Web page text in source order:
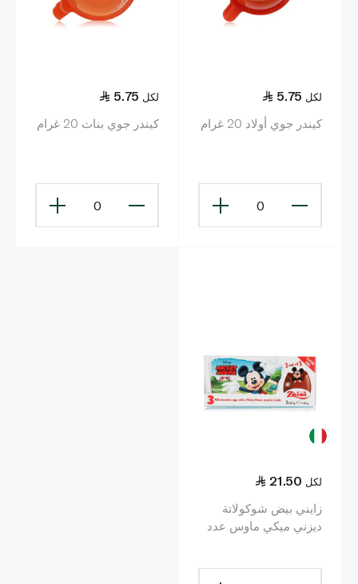
5.75 لكل
كيندر جوي أولاد 20 غرام
0
5.75 لكل
كيندر جوي بنات 20 غرام
0
21.50 لكل
زايني بيض شوكولاتة
ديزني ميكي ماوس عدد